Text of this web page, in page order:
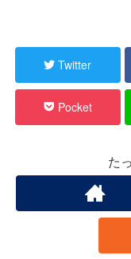
Twitter
Pocket
た